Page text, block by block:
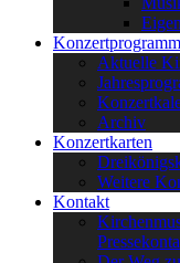
Konzertprogramm
Aktuelle
Archiv
Konzertkarten
Weitere
Kontakt